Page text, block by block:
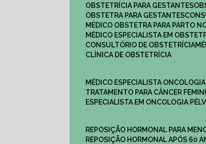
OBSTETRÍCIA PARA GESTANTES
OBSTETRA PARA GESTANTES
MÉDICO OBSTETRA PARA PARTO
MÉDICO ESPECIALISTA EM
CONSULTÓRIO DE OBSTETRÍCIA
CLÍNICA DE OBSTETRÍCIA
MÉDICO ESPECIALISTA ONCOLOGIA
TRATAMENTO PARA CÂNCER
ESPECIALISTA EM ONCOLOGIA
REPOSIÇÃO HORMONAL PARA
REPOSIÇÃO HORMONAL APÓS 60